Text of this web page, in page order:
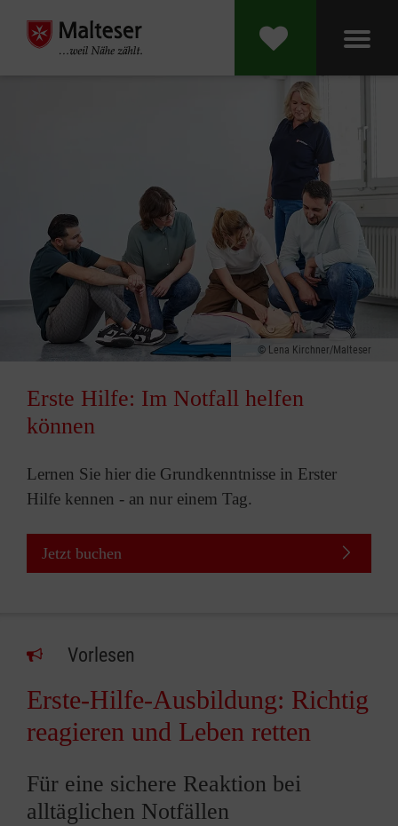
Lena Kirchner/Malteser
Erste Hilfe: Im Notfall helfen
können
Lernen Sie hier die Grundkenntnisse in Erster
Hilfe kennen - an nur einem Tag.
Jetzt buchen
Vorlesen
Erste-Hilfe-Ausbildung: Richtig
reagieren und Leben retten
Für eine sichere Reaktion bei
alltäglichen Notfällen